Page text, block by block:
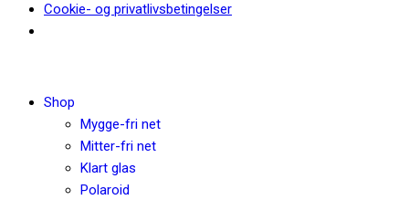
Cookie- og privatlivsbetingelser
Shop
Mygge-fri net
Mitter-fri net
Klart glas
Polaroid